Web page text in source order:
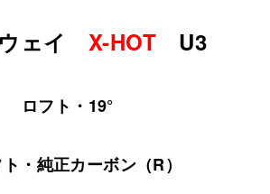
ェイ X-HOT U3
ロフト・19°
・純正カーボン（R）